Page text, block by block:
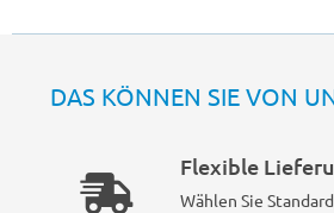
DAS KÖNNEN SIE VON
Flexible
Wählen Sie